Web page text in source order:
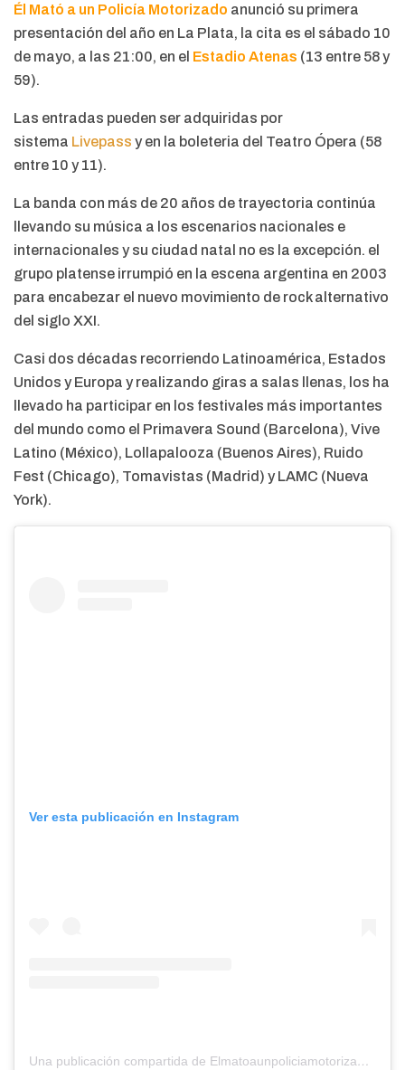
Él Mató a un Policía Motorizado anunció su primera
presentación del año en La Plata, la cita es el sábado 10
de mayo, a las 21:00, en el Estadio Atenas (13 entre 58 y
59).
Las entradas pueden ser adquiridas por
sistema Livepass y en la boleteria del Teatro Ópera (58
entre 10 y 11).
La banda con más de 20 años de trayectoria continúa
llevando su música a los escenarios nacionales e
internacionales y su ciudad natal no es la excepción. el
grupo platense irrumpió en la escena argentina en 2003
para encabezar el nuevo movimiento de rock alternativo
del siglo XXI.
Casi dos décadas recorriendo Latinoamérica, Estados
Unidos y Europa y realizando giras a salas llenas, los ha
llevado ha participar en los festivales más importantes
del mundo como el Primavera Sound (Barcelona), Vive
Latino (México), Lollapalooza (Buenos Aires), Ruido
Fest (Chicago), Tomavistas (Madrid) y LAMC (Nueva
York).
Ver esta publicación en Instagram
Una publicación compartida de Elmatoaunpoliciamotorizado (@elmatoaunpoliciamotorizado)